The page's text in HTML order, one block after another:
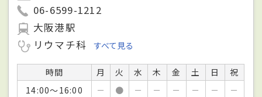
06-6599-1212
大阪港駅
リウマチ科
すべて見る
時間 月 火 水 木 金 土 日
祝
14:00～16:00
－ ● － － － － － －